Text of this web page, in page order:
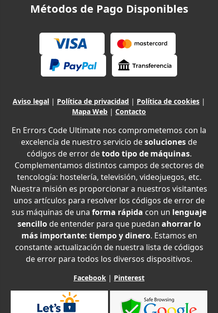
Métodos de Pago Disponibles
Aviso legal | Política de privacidad | Política de cookies |
Mapa Web | Contacto
En Errors Code Ultimate nos comprometemos con la
excelencia de nuestro servicio desoluciones de
códigos de error detodo tipo de máquinas.
Complementamos distintos campos de sectores de
tencología: hostelería, televisión, videojuegos, etc.
Nuestra misión es proporcionar a nuestros visitantes
unos artículos para resolver los códigos de error de
sus máquinas de una forma rápida con un lenguaje
sencillode entender para que puedan ahorrar lo
más importante: tiempo y dinero. Estamos en
constante actualización de nuestra lista de códigos
de error para todos los diversos dispositivos.
Facebook | Pinterest